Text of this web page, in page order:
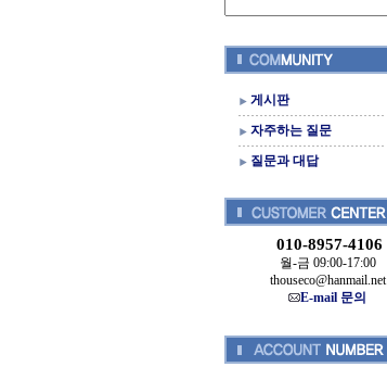
게시판
자주하는 질문
질문과 대답
010-8957-4106
월-금 09:00-17:00
thouseco@hanmail.net
E-mail 문의